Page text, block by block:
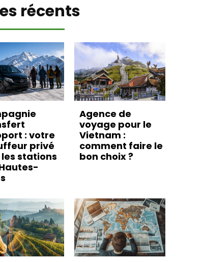
récents
: votre
privé
stations
Agence de
voyage pour le
Vietnam :
comment faire le
bon choix ?